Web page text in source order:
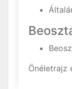
Önéletrajz